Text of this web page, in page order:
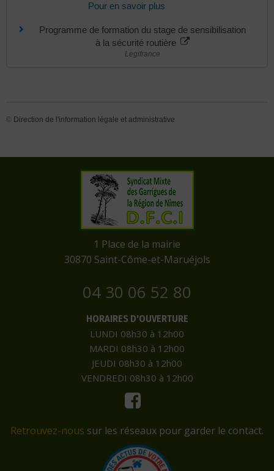
Pour en savoir plus
Programme de formation du stage de sensibilisation
à la sécurité routière
Legifrance
© Direction de l'information légale et administrative
​1 Place de la mairie
​30870 Saint-Côme-et-Maruéjols
04 30 06 52 80
HORAIRES D'OUVERTURE
LUNDI 08h30 à 12h00
MARDI 08h30 à 12h00
JEUDI 08h30 à 12h00
VENDREDI 08h30 à 12h00
Retrouvez-nous sur les réseaux pour garder le contact.